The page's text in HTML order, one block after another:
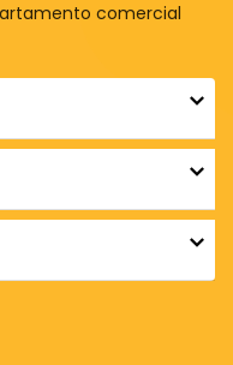
comercial